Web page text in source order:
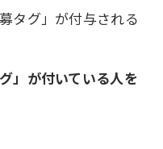
タグ」が付与される
」が付いている人を